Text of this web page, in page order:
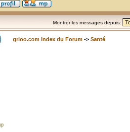
Montrer les messages depuis:
grioo.com Index du Forum -> Santé